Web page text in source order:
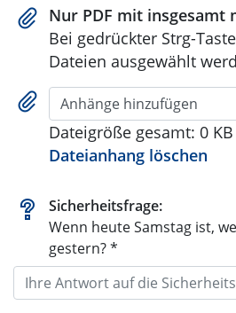
Nur PDF mit insgesamt
Bei gedrückter Strg-
Dateien ausgewählt
Anhänge hinzufügen
Dateigröße gesamt: 0 KB
Dateianhang löschen
Sicherheitsfrage:
Wenn heute Samstag ist,
gestern? *